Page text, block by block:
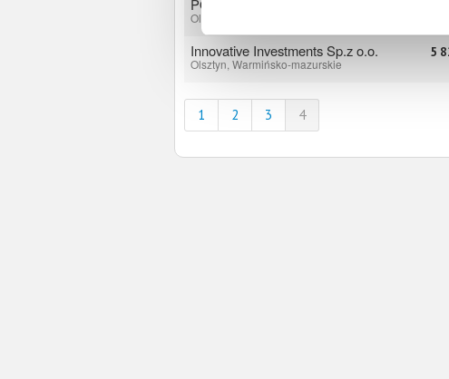
POWINNIŚMY
Olsztyn, Warmińsko-mazurskie
Innovative Investments Sp.z o.o.
Olsztyn, Warmińsko-mazurskie
5
1 2 3 4